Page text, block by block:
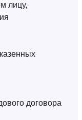
лицу,
договора